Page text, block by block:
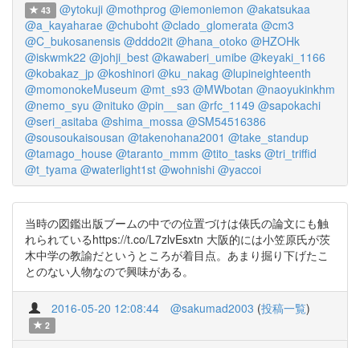
43 @ytokuji @mothprog @iemoniemon @akatsukaa
@a_kayaharae @chuboht @clado_glomerata @cm3
@C_bukosanensis @dddo2it @hana_otoko @HZOHk
@iskwmk22 @johji_best @kawaberi_umibe @keyaki_1166
@kobakaz_jp @koshinori @ku_nakag @lupineighteenth
@momonokeMuseum @mt_s93 @MWbotan @naoyukinkhm
@nemo_syu @nituko @pin__san @rfc_1149 @sapokachi
@seri_asitaba @shima_mossa @SM54516386
@sousoukaisousan @takenohana2001 @take_standup
@tamago_house @taranto_mmm @tito_tasks @tri_triffid
@t_tyama @waterlight1st @wohnishi @yaccoi
当時の図鑑出版ブームの中での位置づけは俵氏の論文にも触
れられているhttps://t.co/L7zlvEsxtn 大阪的には小笠原氏が茨
木中学の教諭だというところが着目点。あまり掘り下げたこ
とのない人物なので興味がある。
2016-05-20 12:08:44 @sakumad2003 (投稿一覧)
2